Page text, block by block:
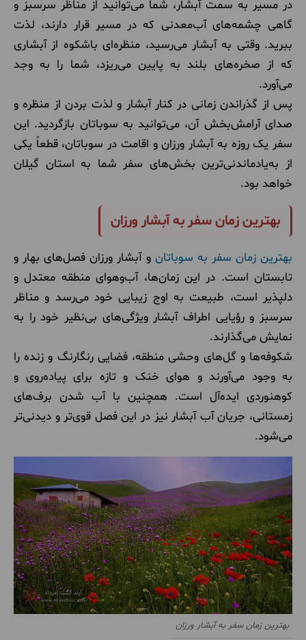
در مسیر به سمت آبشار، شما می‌توانید از مناظر سرسبز و
گاهی چشمه‌های آب‌معدنی که در مسیر قرار دارند، لذت
ببرید. وقتی به آبشار می‌رسید، منظره‌ای باشکوه از آبشاری
که از صخره‌های بلند به پایین می‌ریزد، شما را به وجد
می‌آورد.
پس از گذراندن زمانی در کنار آبشار و لذت بردن از منظره و
صدای آرامش‌بخش آن، می‌توانید به سوباتان بازگردید. این
سفر یک روزه به آبشار ورزان و اقامت در سوباتان، قطعاً یکی
از به‌یادماندنی‌ترین بخش‌های سفر شما به استان گیلان
خواهد بود.
بهترین زمان سفر به آبشار ورزان
بهترین زمان سفر به سوباتان و آبشار ورزان فصل‌های بهار و
تابستان است. در این زمان‌ها، آب‌وهوای منطقه معتدل و
دلپذیر است، طبیعت به اوج زیبایی خود می‌رسد و مناظر
سرسبز و رؤیایی اطراف آبشار ویژگی‌های بی‌نظیر خود را به
نمایش می‌گذارند.
شکوفه‌ها و گل‌های وحشی منطقه، فضایی رنگارنگ و زنده را
به وجود می‌آورند و هوای خنک و تازه برای پیاده‌روی و
کوهنوردی ایده‌آل است. همچنین با آب شدن برف‌های
زمستانی، جریان آب آبشار نیز در این فصل قوی‌تر و دیدنی‌تر
می‌شود.
بهترین زمان سفر به آبشار ورزان